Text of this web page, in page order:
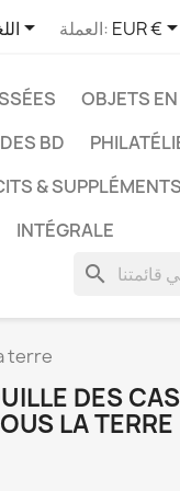
 العملة: EUR €
OBJETS
BD
& SUPPLÉMENTS
INTÉGRALE
search
terre
DES
LA TERRE